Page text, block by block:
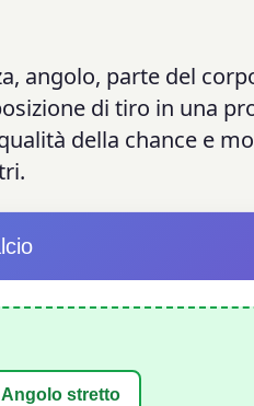
angolo, parte del
di tiro in una
della chance e
Angolo stretto